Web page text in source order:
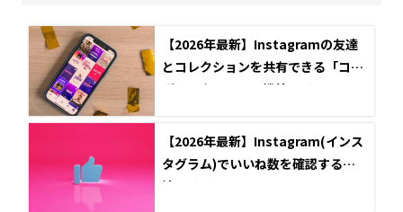
【2026年最新】Instagramの友達
とコレクションを共有できる「コラ
ボコレクション」機能とは？
【2026年最新】Instagram(インス
タグラム)でいいね数を確認する方
法とは？